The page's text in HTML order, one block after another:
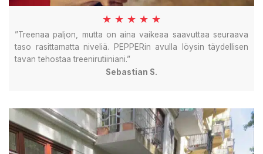
★ ★ ★ ★ ★
”Treenaa paljon, mutta on aina vaikeaa saavuttaa seuraava
taso rasittamatta niveliä. PEPPERin avulla löysin täydellisen
tavan tehostaa treenirutiiniani.”
Sebastian S.